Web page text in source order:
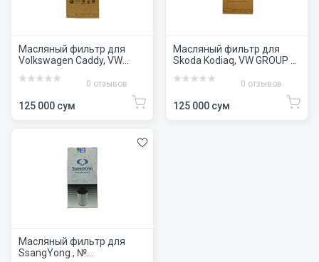
Масляный фильтр для
Volkswagen Caddy, VW
0 отзывов
125 000 сум
Масляный фильтр для
Skoda Kodiaq, VW GROUP №
0 отзывов
125 000 сум
Масляный фильтр для
SsangYong , №